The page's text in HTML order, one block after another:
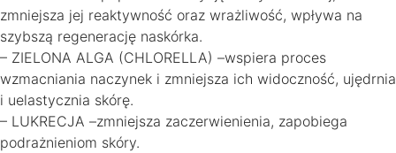
zmniejsza jej reaktywność oraz wrażliwość, wpływa na
szybszą regenerację naskórka.
– ZIELONA ALGA (CHLORELLA) –wspiera proces
wzmacniania naczynek i zmniejsza ich widoczność, ujędrnia
i uelastycznia skórę.
– LUKRECJA –zmniejsza zaczerwienienia, zapobiega
podrażnieniom skóry.